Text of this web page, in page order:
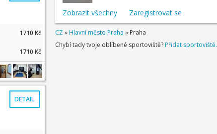
1710 Kč
1710 Kč
DETAIL
Zobrazit všechny Zaregistrovat se
CZ» Hlavní město Praha » Praha
Chybí tady tvoje oblíbené sportoviště? Přidat sportoviště.